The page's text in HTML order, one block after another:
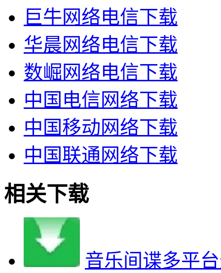
巨牛网络电信下载
华晨网络电信下载
数崛网络电信下载
中国电信网络下载
中国移动网络下载
中国联通网络下载
相关下载
音乐间谍多平